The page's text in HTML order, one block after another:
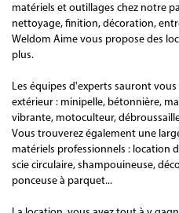
matériels et outillages chez notre
nettoyage, finition, décoration,
Weldom Aime vous propose des
plus.
Les équipes d'experts sauront
extérieur : minipelle, bétonnière,
vibrante, motoculteur,
Vous trouverez également une
matériels professionnels : location
scie circulaire, shampouineuse,
ponceuse à parquet...